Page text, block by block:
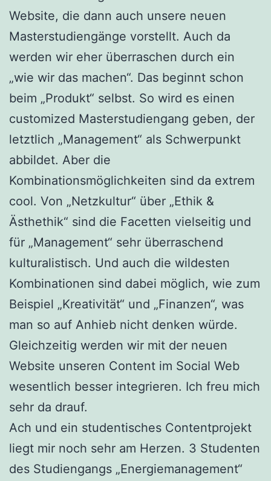
Website, die dann auch unsere neuen
Masterstudiengänge vorstellt. Auch da
werden wir eher überraschen durch ein
„wie wir das machen“. Das beginnt schon
beim „Produkt“ selbst. So wird es einen
customized Masterstudiengang geben, der
letztlich „Management“ als Schwerpunkt
abbildet. Aber die
Kombinationsmöglichkeiten sind da extrem
cool. Von „Netzkultur“ über „Ethik &
Ästhethik“ sind die Facetten vielseitig und
für „Management“ sehr überraschend
kulturalistisch. Und auch die wildesten
Kombinationen sind dabei möglich, wie zum
Beispiel „Kreativität“ und „Finanzen“, was
man so auf Anhieb nicht denken würde.
Gleichzeitig werden wir mit der neuen
Website unseren Content im Social Web
wesentlich besser integrieren. Ich freu mich
sehr da drauf.
Ach und ein studentisches Contentprojekt
liegt mir noch sehr am Herzen. 3 Studenten
des Studiengangs „Energiemanagement“